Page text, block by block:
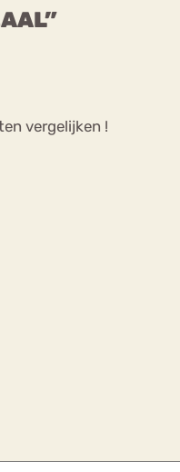
vergelijken !